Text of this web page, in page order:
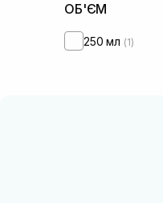
ОБ'ЄМ
250 мл (1)